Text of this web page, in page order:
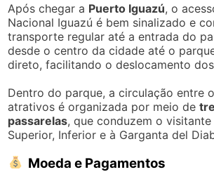
Após chegar a Puerto Iguazú, o
Nacional Iguazú é bem sinalizado e
transporte regular até a entrada do
desde o centro da cidade até o
direto, facilitando o deslocamento
Dentro do parque, a circulação entre
atrativos é organizada por meio de
passarelas, que conduzem o
Superior, Inferior e à Garganta del
Moeda e Pagamentos